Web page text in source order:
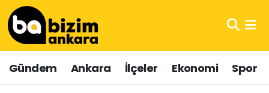
Gündem Ankara İlçeler Ekonomi Spor
Hava Durumu
Trafik Durumu